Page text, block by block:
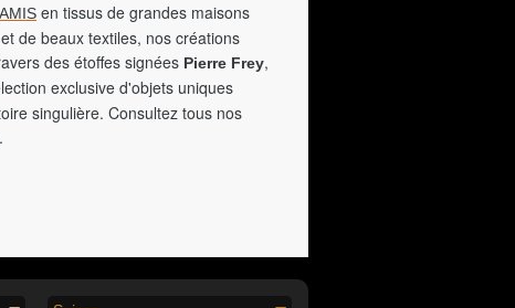
en tissus de grandes maisons
de beaux textiles, nos créations
des étoffes signées Pierre Frey,
exclusive d'objets uniques
singulière. Consultez tous nos